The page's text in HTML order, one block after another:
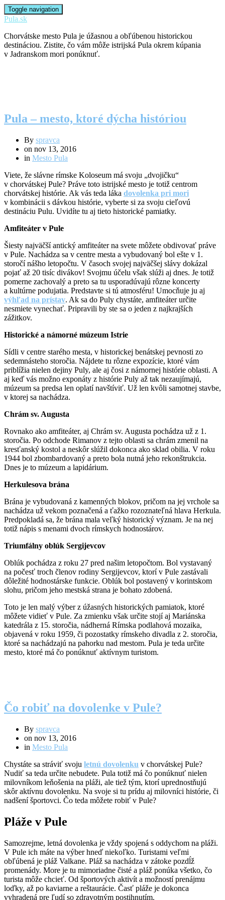
Toggle navigation
Pula.sk
Chorvátske mesto Pula je úžasnou a obľúbenou historickou
destináciou. Zistite, čo vám môže istrijská Pula okrem kúpania
v Jadranskom mori ponúknuť.
Pula – mesto, ktoré dýcha históriou
By spravca
on nov 13, 2016
in Mesto Pula
Viete, že slávne rímske Koloseum má svoju „dvojičku“
v chorvátskej Pule? Práve toto istrijské mesto je totiž centrom
chorvátskej histórie. Ak vás teda láka dovolenka pri mori
v kombinácii s dávkou histórie, vyberte si za svoju cieľovú
destináciu Pulu. Uvidíte tu aj tieto historické pamiatky.
Amfiteáter v Pule
Šiesty najväčší antický amfiteáter na svete môžete obdivovať práve
v Pule. Nachádza sa v centre mesta a vybudovaný bol ešte v 1.
storočí nášho letopočtu. V časoch svojej najväčšej slávy dokázal
pojať až 20 tisíc divákov! Svojmu účelu však slúži aj dnes. Je totiž
pomerne zachovalý a preto sa tu usporadúvajú rôzne koncerty
a kultúrne podujatia. Predstavte si tú atmosféru! Umocňuje ju aj
výhľad na prístav. Ak sa do Puly chystáte, amfiteáter určite
nesmiete vynechať. Pripravili by ste sa o jeden z najkrajších
zážitkov.
Historické a námorné múzeum Istrie
Sídli v centre starého mesta, v historickej benátskej pevnosti zo
sedemnásteho storočia. Nájdete tu rôzne expozície, ktoré vám
priblížia nielen dejiny Puly, ale aj čosi z námornej histórie oblasti. A
aj keď vás možno exponáty z histórie Puly až tak nezaujímajú,
múzeum sa predsa len oplatí navštíviť. Už len kvôli samotnej stavbe,
v ktorej sa nachádza.
Chrám sv. Augusta
Rovnako ako amfiteáter, aj Chrám sv. Augusta pochádza už z 1.
storočia. Po odchode Rimanov z tejto oblasti sa chrám zmenil na
kresťanský kostol a neskôr slúžil dokonca ako sklad obilia. V roku
1944 bol zbombardovaný a preto bola nutná jeho rekonštrukcia.
Dnes je to múzeum a lapidárium.
Herkulesova brána
Brána je vybudovaná z kamenných blokov, pričom na jej vrchole sa
nachádza už vekom poznačená a ťažko rozoznateľná hlava Herkula.
Predpokladá sa, že brána mala veľký historický význam. Je na nej
totiž nápis s menami dvoch rímskych hodnostárov.
Triumfálny oblúk Sergijevcov
Oblúk pochádza z roku 27 pred našim letopočtom. Bol vystavaný
na počesť troch členov rodiny Sergijevcov, ktorí v Pule zastávali
dôležité hodnostárske funkcie. Oblúk bol postavený v korintskom
slohu, pričom jeho mestská strana je bohato zdobená.
Toto je len malý výber z úžasných historických pamiatok, ktoré
môžete vidieť v Pule. Za zmienku však určite stojí aj Mariánska
katedrála z 15. storočia, nádherná Rímska podlahová mozaika,
objavená v roku 1959, či pozostatky rímskeho divadla z 2. storočia,
ktoré sa nachádzajú na pahorku nad mestom. Pula je teda určite
mesto, ktoré má čo ponúknuť aktívnym turistom.
Čo robiť na dovolenke v Pule?
By spravca
on nov 13, 2016
in Mesto Pula
Chystáte sa stráviť svoju letnú dovolenku v chorvátskej Pule?
Nudiť sa teda určite nebudete. Pula totiž má čo ponúknuť nielen
milovníkom leňošenia na pláži, ale tiež tým, ktorí uprednostňujú
skôr aktívnu dovolenku. Na svoje si tu prídu aj milovníci histórie, či
nadšení športovci. Čo teda môžete robiť v Pule?
Pláže v Pule
Samozrejme, letná dovolenka je vždy spojená s oddychom na pláži.
V Pule ich máte na výber hneď niekoľko. Turistami veľmi
obľúbená je pláž Valkane. Pláž sa nachádza v zátoke pozdĺž
promenády. More je tu mimoriadne čisté a pláž ponúka všetko, čo
turista môže chcieť. Od športových aktivít a možností prenájmu
loďky, až po kaviarne a reštaurácie. Časť pláže je dokonca
vyhradená pre ľudí so zdravotným postihnutím.